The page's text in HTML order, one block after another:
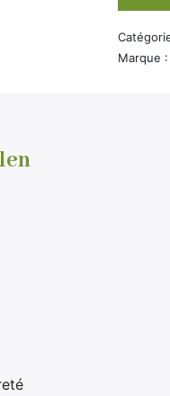
mail
pour
Marque :